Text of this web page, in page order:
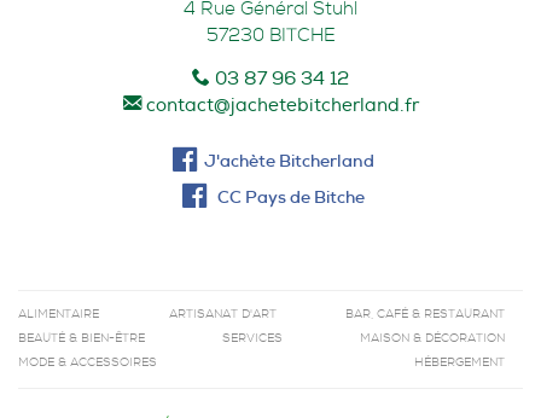
4 Rue Général Stuhl
57230 BITCHE
03 87 96 34 12
contact@jachetebitcherland.fr
J'achète Bitcherland
CC Pays de Bitche
ALIMENTAIRE ARTISANAT D'ART
BAR, CAFÉ & RESTAURANT
BEAUTÉ & BIEN-ÊTRE
SERVICES
MAISON & DÉCORATION
MODE & ACCESSOIRES
HÉBERGEMENT